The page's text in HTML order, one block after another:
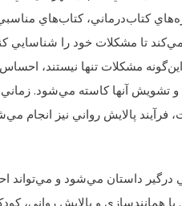
کتاب‌درماني، کتاب‌هاي
تا مشکلات خود را شناسايي
اين‌گونه مشکلات تنها نيستند،‌
و تشويش آنها کاسته مي‌شود. زماني
پالايش رواني نيز انجام
درگير داستان مي‌شود و مي‌تواند
همانندسازي و پالايش رواني،